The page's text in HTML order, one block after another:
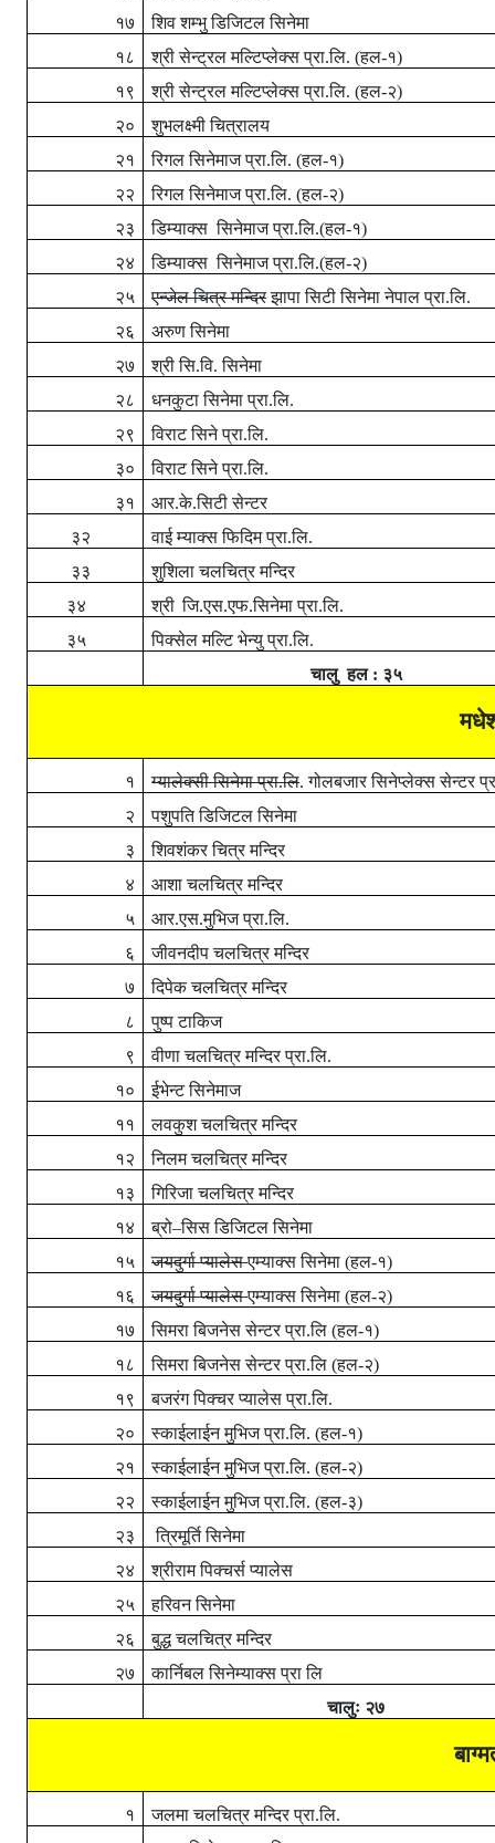
१७
शिव शम्भु डिजिटल सिनेमा
१८
श्री सेन्ट्रल मल्टिप्लेक्स प्रा.लि. (हल-१)
१९
श्री सेन्ट्रल मल्टिप्लेक्स प्रा.लि. (हल-२)
२०
शुभलक्ष्मी चित्रालय
२१
रिगल सिनेमाज प्रा.लि. (हल-१)
२२
रिगल सिनेमाज प्रा.लि. (हल-२)
२३
डिम्याक्स सिनेमाज प्रा.लि.(हल-१)
२४
डिम्याक्स सिनेमाज प्रा.लि.(हल-२)
२५
एन्जेल चित्र मन्दिर झापा सिटी सिनेमा नेपाल प्रा.लि.
२६
अरुण सिनेमा
२७
श्री सि.वि. सिनेमा
२८
धनकुटा सिनेमा प्रा.लि.
२९
विराट सिने प्रा.लि.
३०
विराट सिने प्रा.लि.
३१
आर.के.सिटी सेन्टर
३२
वाई म्याक्स फिदिम प्रा.लि.
३३
शुशिला चलचित्र मन्दिर
३४
श्री जि.एस.एफ.सिनेमा प्रा.लि.
३५
पिक्सेल मल्टि भेन्यु प्रा.लि.
चालु हल : ३५
१ ग्यालेक्सी सिनेमा प्रा.लि.गोलबजार सिनेप्लेक्स सेन्टर
२
पशुपति डिजिटल सिनेमा
३
शिवशंकर चित्र मन्दिर
४
आशा चलचित्र मन्दिर
५
आर.एस.मुभिज प्रा.लि.
६
जीवनदीप चलचित्र मन्दिर
७
दिपेक चलचित्र मन्दिर
८
पुष्प टाकिज
९
वीणा चलचित्र मन्दिर प्रा.लि.
१०
ईभेन्ट सिनेमाज
११
लवकुश चलचित्र मन्दिर
१२
निलम चलचित्र मन्दिर
१३
गिरिजा चलचित्र मन्दिर
१४
ब्रो–सिस डिजिटल सिनेमा
१५
जयदुर्गा प्यालेस एम्याक्स सिनेमा (हल-१)
१६
जयदुर्गा प्यालेस एम्याक्स सिनेमा (हल-२)
१७
सिमरा बिजनेस सेन्टर प्रा.लि (हल-१)
१८
सिमरा बिजनेस सेन्टर प्रा.लि (हल-२)
१९
बजरंग पिक्चर प्यालेस प्रा.लि.
२०
स्काईलाईन मुभिज प्रा.लि. (हल-१)
२१
स्काईलाईन मुभिज प्रा.लि. (हल-२)
२२
स्काईलाईन मुभिज प्रा.लि. (हल-३)
२३
त्रिमूर्ति सिनेमा
२४
श्रीराम पिक्चर्स प्यालेस
२५
हरिवन सिनेमा
२६
बुद्ध चलचित्र मन्दिर
२७
कार्निबल सिनेम्याक्स प्रा लि
चालुः २७
१
जलमा चलचित्र मन्दिर प्रा.लि.